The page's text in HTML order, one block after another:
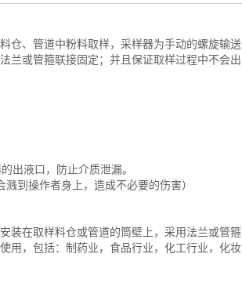
仓、管道中粉料取样，采样器为手动的螺旋输送
兰或管箍联接固定；并且保证取样过程中不会出
出液口，防止介质泄漏。
到操作者身上，造成不必要的伤害）
装在取样料仓或管道的筒壁上，采用法兰或管箍
用，包括：制药业，食品行业，化工行业，化妆